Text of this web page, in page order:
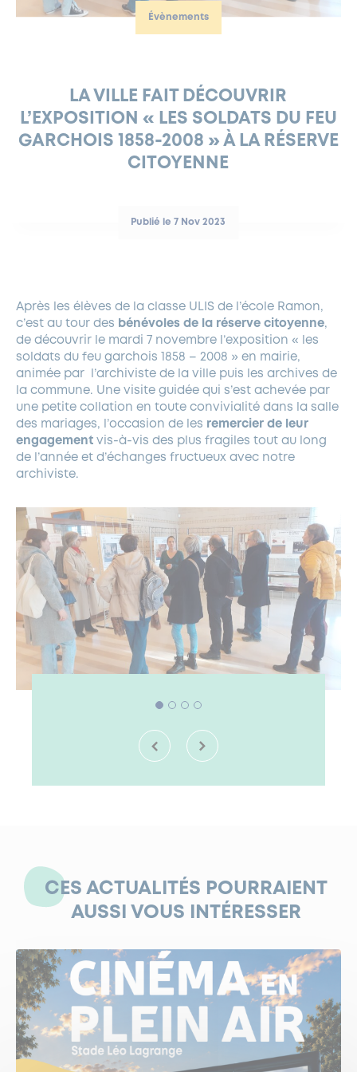
EAU POTABLE ET ASSAINISSEMENT
NOUVEAUX ARRIVANTS
INFORMATIONS PRATIQUES
SUBVENTIONS
PANNEAUX D’AFFICHAGE LIBRE
GRÖBENZELL
DÉVELOPPEMENT DURABLE
ÉCONOMIES D’ÉNERGIE
GESTION DU PATRIMOINE ARBORÉ
Évènements
LA VILLE FAIT DÉCOUVRIR
L’EXPOSITION « LES SOLDATS DU FEU
GARCHOIS 1858-2008 » À LA RÉSERVE
CITOYENNE
Publié le 7 Nov 2023
Après les élèves de la classe ULIS de l’école Ramon,
c’est au tour des bénévoles de la réserve citoyenne,
de découvrir le mardi 7 novembre l’exposition « les
soldats du feu garchois 1858 – 2008 » en mairie,
animée par
l’archiviste de la ville puis les archives de
la commune. Une visite guidée qui s’est achevée par
une petite collation en toute convivialité dans la salle
des mariages, l’occasion de les remercier de leur
engagement vis-à-vis des plus fragiles tout au long
de l’année et d’échanges fructueux avec notre
archiviste.
CES ACTUALITÉS POURRAIENT
AUSSI VOUS INTÉRESSER